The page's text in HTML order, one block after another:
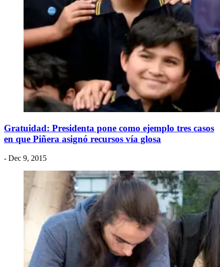
Gratuidad: Presidenta pone como ejemplo tres casos
en que Piñera asignó recursos vía glosa
- Dec 9, 2015